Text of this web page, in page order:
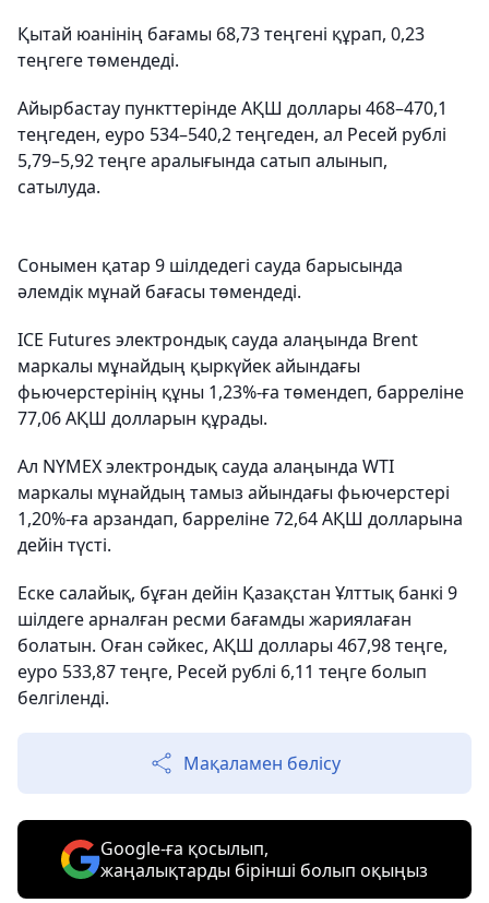
Қытай юанінің бағамы 68,73 теңгені құрап, 0,23
теңгеге төмендеді.
Айырбастау пункттерінде АҚШ доллары 468–470,1
теңгеден, еуро 534–540,2 теңгеден, ал Ресей рублі
5,79–5,92 теңге аралығында сатып алынып,
сатылуда.
Сонымен қатар 9 шілдедегі сауда барысында
әлемдік мұнай бағасы төмендеді.
ICE Futures электрондық сауда алаңында Brent
маркалы мұнайдың қыркүйек айындағы
фьючерстерінің құны 1,23%-ға төмендеп, барреліне
77,06 АҚШ долларын құрады.
Ал NYMEX электрондық сауда алаңында WTI
маркалы мұнайдың тамыз айындағы фьючерстері
1,20%-ға арзандап, барреліне 72,64 АҚШ долларына
дейін түсті.
Еске салайық, бұған дейін Қазақстан Ұлттық банкі 9
шілдеге арналған ресми бағамды жариялаған
болатын. Оған сәйкес, АҚШ доллары 467,98 теңге,
еуро 533,87 теңге, Ресей рублі 6,11 теңге болып
белгіленді.
Мақаламен бөлісу
Google-ға қосылып,
жаңалықтарды бірінші болып оқыңыз